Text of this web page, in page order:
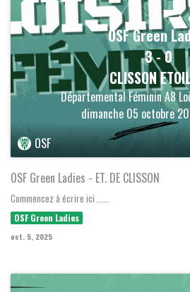
OSF Green
3-0
CLISSON
Départemental Féminin A8
dimanche 05 octobre
OSF
OSF Green Ladies - ET. DE CLISSON
Commencez à écrire ici ......
OSF Green Ladies
oct. 5, 2025